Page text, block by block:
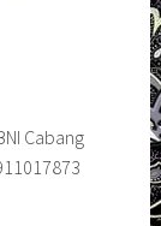
Cabang